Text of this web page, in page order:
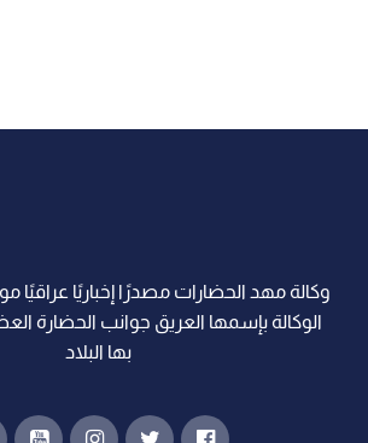
وكالة مهد الحضارات مصدرًا إخباريًا
الوكالة بإسمها العريق جوانب الحضارة
بها البلاد